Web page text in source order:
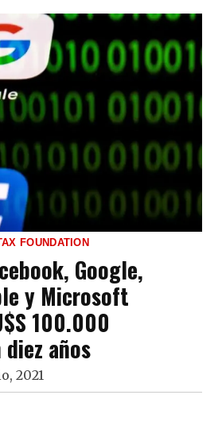
FOUNDATION
Google,
y Microsoft
100.000
años
2021